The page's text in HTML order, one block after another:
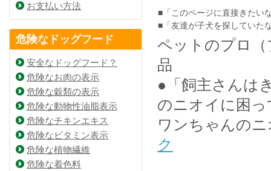
■「このページに直接きたい
■「友達が子犬を探していた
ペットのプロ
品
●「飼主さんは
のニオイに困
ワンちゃんの
ク
お支払い方法
危険なドッグフード
安全なドッグフード？
危険なお肉の表示
危険な穀類の表示
危険な動物性油脂表示
危険なチキンエキス
危険なビタミン表示
危険な植物繊維
危険な着色料